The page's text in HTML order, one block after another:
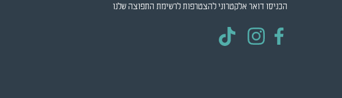
הכניסו דואר אלקטרוני להצטרפות לרשימת התפוצה שלנו